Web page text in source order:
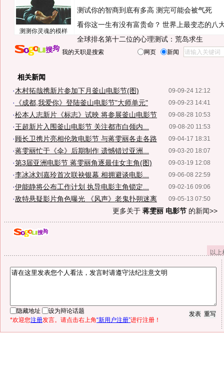
测测你灵魂的模样
测试你的智商到底有多高 测完可能会被气死
看你这一生有没有富贵命？ 世界上最变态的八
全球排名第十二位的心理测试：荒岛求生
我的天职是搜索 网页 新闻
相关新闻
09-09-24 12:12
·木村拓哉携新片参加下月釜山电影节(图)
09-09-23 14:41
· 《成都,我爱你》登陆釜山电影节"大师单元"
09-08-28 10:53
·松本人志新片《标志》试映 将参展釜山电影节
09-08-20 11:53
·王超新片入围釜山电影节 关注都市白领内...
09-04-17 18:31
· 顾长卫携片亮相伦敦电影节 与蒋雯丽各走各路
09-03-20 18:07
·蒋雯丽忙于《伞》后期制作 遗憾错过亚洲...
09-03-19 12:08
·第3届亚洲电影节 蒋雯丽角逐最佳女主角(图)
09-06-08 22:59
·李冰冰刘嘉玲首次联袂银幕 相拥避谈电影...
09-02-16 09:06
·伊能静将公布工作计划 执导电影主角锁定...
09-05-13 07:50
·敌特悬疑影片角色曝光 《风声》老鬼扑朔迷离
更多关于 蒋雯丽 电影节 的新闻>>
以
隐藏地址
设为辩论话题
*欢迎您注册发言。请点击右上角“新用户注册”进行注册！